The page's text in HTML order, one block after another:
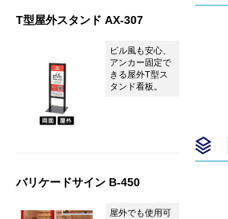
T型屋外スタンド AX-307
ビル風も安心、
アンカー固定で
きる屋外T型ス
タンド看板。
バリケードサイン B-450
屋外でも使用可